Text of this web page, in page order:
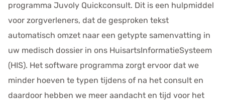
programma Juvoly Quickconsult. Dit is een hulpmiddel
voor zorgverleners, dat de gesproken tekst
automatisch omzet naar een getypte samenvatting in
uw medisch dossier in ons HuisartsInformatieSysteem
(HIS). Het software programma zorgt ervoor dat we
minder hoeven te typen tijdens of na het consult en
daardoor hebben we meer aandacht en tijd voor het